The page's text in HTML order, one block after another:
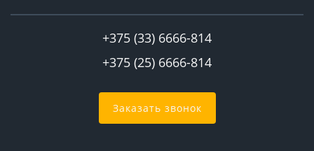
+375 (33) 6666-814
+375 (25) 6666-814
Заказать звонок